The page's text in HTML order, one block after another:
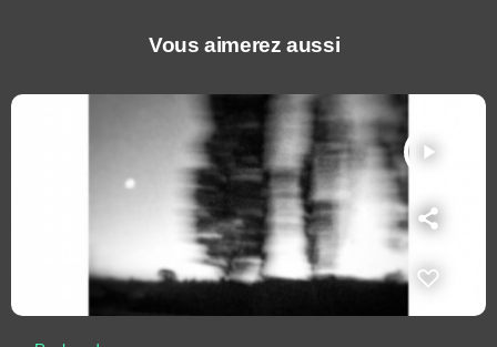
Vous aimerez aussi
play_arrow